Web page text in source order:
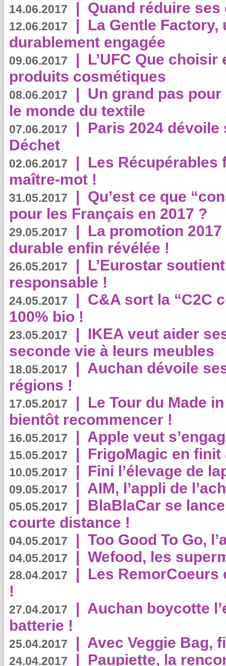
14.06.2017 | Quand réduire
12.06.2017 | La Gentle
durablement engagée
09.06.2017 | L’UFC Que
produits cosmétiques
08.06.2017 | Un grand pas
le monde du textile
07.06.2017 | Paris 2024
Déchet
02.06.2017 | Les Récupérables
maître-mot !
31.05.2017 | Qu’est ce que
pour les Français en 2017 ?
29.05.2017 | La promotion
durable enfin révélée !
26.05.2017 | L’Eurostar
responsable !
24.05.2017 | C&A sort la “C2C
100% bio !
23.05.2017 | IKEA veut aider
seconde vie à leurs meubles
18.05.2017 | Auchan dévoile
régions !
17.05.2017 | Le Tour du Made
bientôt recommencer !
16.05.2017 | Apple veut
15.05.2017 | FrigoMagic en
10.05.2017 | Fini l’élevage de
09.05.2017 | AIM, l’appli de
05.05.2017 | BlaBlaCar se
courte distance !
04.05.2017 | Too Good To Go,
04.05.2017 | Wefood, les
28.04.2017 | Les RemorCoeurs
!
27.04.2017 | Auchan boycotte
batterie !
25.04.2017 | Avec Veggie Bag,
24.04.2017 | Paupiette, la